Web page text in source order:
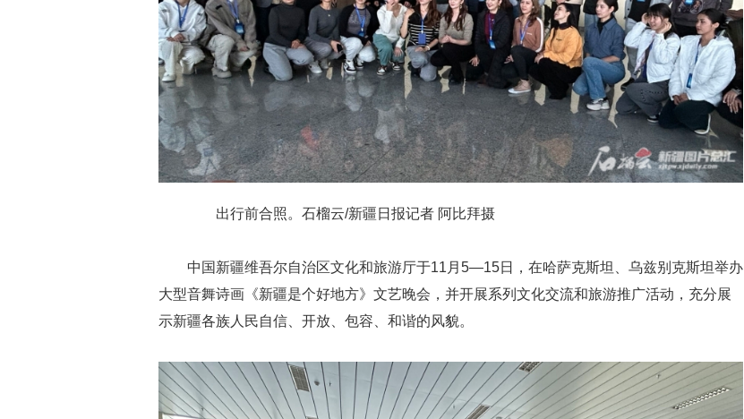
出行前合照。石榴云/新疆日报记者 阿比拜摄
中国新疆维吾尔自治区文化和旅游厅于11月5—15日，在哈萨克斯坦、乌兹别克斯坦举办
大型音舞诗画《新疆是个好地方》文艺晚会，并开展系列文化交流和旅游推广活动，充分展
示新疆各族人民自信、开放、包容、和谐的风貌。